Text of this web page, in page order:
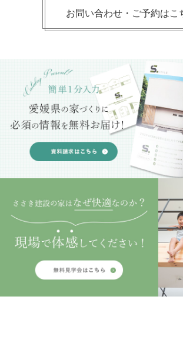
お問い合わせ・ご予約はこ